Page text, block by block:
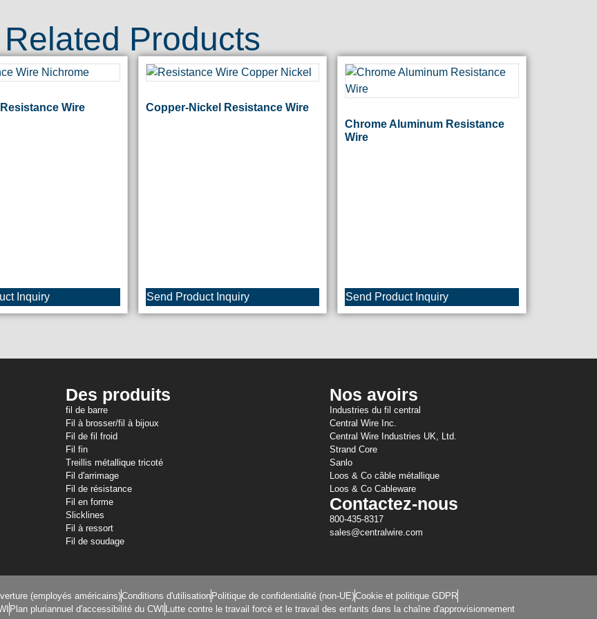
Related Products
Wire
Inquiry
Copper-Nickel Resistance Wire
Send Product Inquiry
Chrome Aluminum Resistance
Wire
Send Product Inquiry
Des produits
fil de barre
Fil à brosser/fil à bijoux
Fil de fil froid
Fil fin
Treillis métallique tricoté
Fil d'arrimage
Fil de résistance
Fil en forme
Slicklines
Fil à ressort
Fil de soudage
Nos avoirs
Industries du fil central
Central Wire Inc.
Central Wire Industries UK, Ltd.
Strand Core
Sanlo
Loos & Co câble métallique
Loos & Co Cableware
Contactez-nous
800-435-8317
sales@centralwire.com
(employés américains)Conditions d'utilisation Politique de confidentialité (non-UE)Cookie et politique GDPR
Plan pluriannuel d'accessibilité du CWI Lutte contre le travail forcé et le travail des enfants dans la chaîne d'approvisionnement